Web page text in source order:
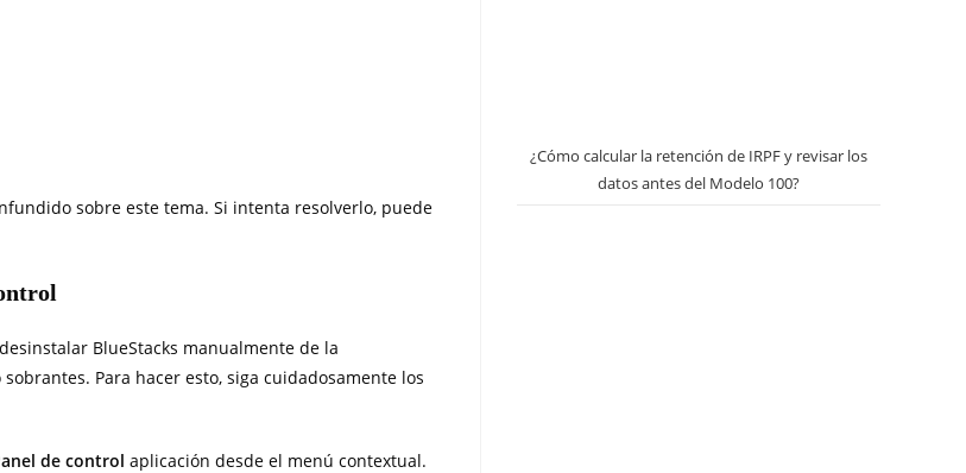
sobre este tema. Si intenta resolverlo, puede
BlueStacks manualmente de la
Para hacer esto, siga cuidadosamente los
de control aplicación desde el menú contextual.
¿Cómo calcular la retención de IRPF y revisar los
datos antes del Modelo 100?